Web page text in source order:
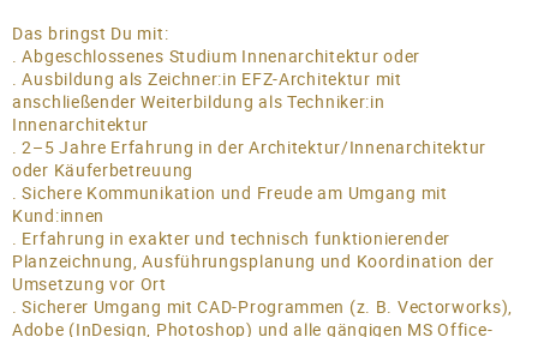
Das bringst Du mit:
. Abgeschlossenes Studium Innenarchitektur oder
. Ausbildung als Zeichner:in EFZ-Architektur mit
anschließender Weiterbildung als Techniker:in
Innenarchitektur
. 2–5 Jahre Erfahrung in der Architektur/Innenarchitektur
oder Käuferbetreuung
. Sichere Kommunikation und Freude am Umgang mit
Kund:innen
. Erfahrung in exakter und technisch funktionierender
Planzeichnung, Ausführungsplanung und Koordination der
Umsetzung vor Ort
. Sicherer Umgang mit CAD-Programmen (z. B. Vectorworks),
Adobe (InDesign, Photoshop) und alle gängigen MS Office-